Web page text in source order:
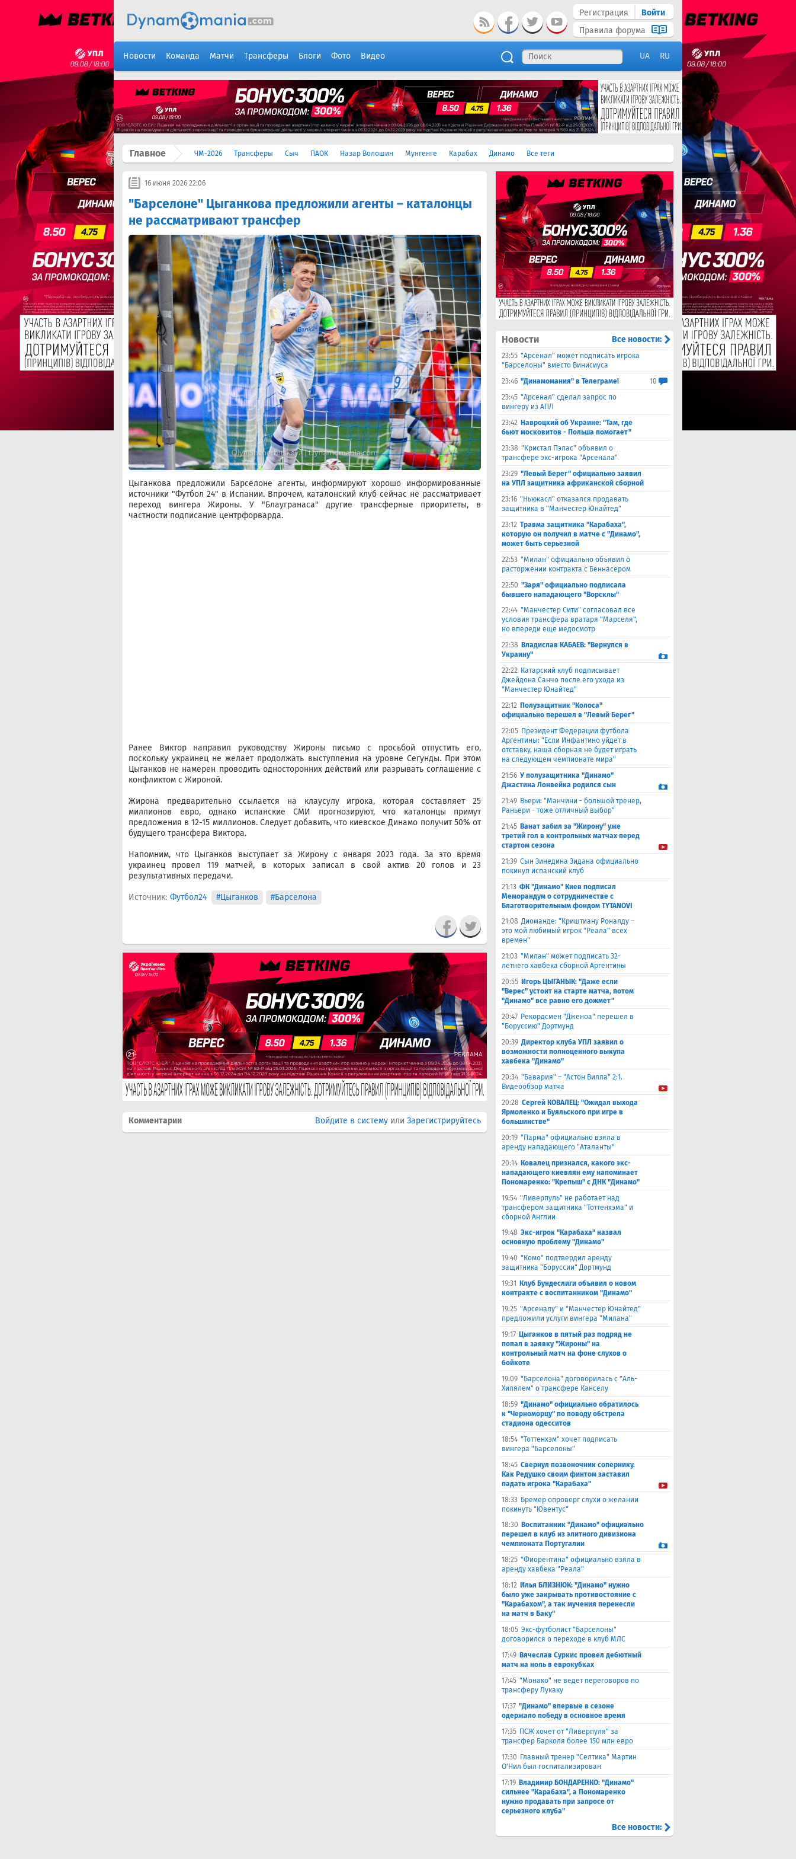
Регистрация
Войти
Правила форума
Новости Команда Матчи Трансферы Блоги Фото Видео UA RU
Главное ЧМ-2026 Трансферы Сыч ПАОК Назар Волошин Мунгенге Карабах Динамо Все теги
16 июня 2026 22:06
"Барселоне" Цыганкова предложили агенты – каталонцы
не рассматривают трансфер
Цыганкова предложили Барселоне агенты, информируют хорошо информированные
источники "Футбол 24" в Испании. Впрочем, каталонский клуб сейчас не рассматривает
переход вингера Жироны. У "Блаугранаса" другие трансферные приоритеты, в
частности подписание центрфорварда.
Ранее Виктор направил руководству Жироны письмо с просьбой отпустить его,
поскольку украинец не желает продолжать выступления на уровне Сегунды. При этом
Цыганков не намерен проводить односторонних действий или разрывать соглашение с
конфликтом с Жироной.
Жирона предварительно ссылается на клаусулу игрока, которая составляет 25
миллионов евро, однако испанские СМИ прогнозируют, что каталонцы примут
предложения в 12-15 миллионов. Следует добавить, что киевское Динамо получит 50% от
будущего трансфера Виктора.
Напомним, что Цыганков выступает за Жирону с января 2023 года. За это время
украинец провел 119 матчей, в которых записал в свой актив 20 голов и 23
результативных передачи.
Источник: Футбол24 #Цыганков #Барселона
Комментарии Войдите в систему или Зарегистрируйтесь
Новости Все новости:
23:55 "Арсенал" может подписать игрока
"Барселоны" вместо Винисиуса
23:46 "Динамомания" в Телеграме!
10
23:45 "Арсенал" сделал запрос по
вингеру из АПЛ
23:42 Навроцкий об Украине: "Там, где
бьют московитов - Польша помогает"
23:38 "Кристал Пэлас" объявил о
трансфере экс-игрока "Арсенала"
23:29 "Левый Берег" официально заявил
на УПЛ защитника африканской сборной
23:16 "Ньюкасл" отказался продавать
защитника в "Манчестер Юнайтед"
23:12 Травма защитника "Карабаха",
которую он получил в матче с "Динамо",
может быть серьезной
22:53 "Милан" официально объявил о
расторжении контракта с Беннасером
22:50 "Заря" официально подписала
бывшего нападающего "Ворсклы"
22:44 "Манчестер Сити" согласовал все
условия трансфера вратаря "Марселя",
но впереди еще медосмотр
22:38 Владислав КАБАЕВ: "Вернулся в
Украину"
22:22 Катарский клуб подписывает
Джейдона Санчо после его ухода из
"Манчестер Юнайтед"
22:12 Полузащитник "Колоса"
официально перешел в "Левый Берег"
22:05 Президент Федерации футбола
Аргентины: "Если Инфантино уйдет в
отставку, наша сборная не будет играть
на следующем чемпионате мира"
21:56 У полузащитника "Динамо"
Джастина Лонвейка родился сын
21:49 Вьери: "Манчини - большой тренер,
Раньери - тоже отличный выбор"
21:45 Ванат забил за "Жирону" уже
третий гол в контрольных матчах перед
стартом сезона
21:39 Сын Зинедина Зидана официально
покинул испанский клуб
21:13 ФК "Динамо" Киев подписал
Меморандум о сотрудничестве с
Благотворительным фондом TYTANOVI
21:08 Диоманде: "Криштиану Роналду –
это мой любимый игрок "Реала" всех
времен"
21:03 "Милан" может подписать 32-
летнего хавбека сборной Аргентины
20:55 Игорь ЦЫГАНЫК: "Даже если
"Верес" устоит на старте матча, потом
"Динамо" все равно его дожмет"
20:47 Рекордсмен "Дженоа" перешел в
"Боруссию" Дортмунд
20:39 Директор клуба УПЛ заявил о
возможности полноценного выкупа
хавбека "Динамо"
20:34 "Бавария" – "Астон Вилла" 2:1.
Видеообзор матча
20:28 Сергей КОВАЛЕЦ: "Ожидал выхода
Ярмоленко и Буяльского при игре в
большинстве"
20:19 "Парма" официально взяла в
аренду нападающего "Аталанты"
20:14 Ковалец признался, какого экс-
нападающего киевлян ему напоминает
Пономаренко: "Крепыш" с ДНК "Динамо"
19:54 "Ливерпуль" не работает над
трансфером защитника "Тоттенхэма" и
сборной Англии
19:48 Экс-игрок "Карабаха" назвал
основную проблему "Динамо"
19:40 "Комо" подтвердил аренду
защитника "Боруссии" Дортмунд
19:31
Клуб Бундеслиги объявил о новом
контракте с воспитанником "Динамо"
19:25 "Арсеналу" и "Манчестер Юнайтед"
предложили услуги вингера "Милана"
19:17 Цыганков в пятый раз подряд не
попал в заявку "Жироны" на
контрольный матч на фоне слухов о
бойкоте
19:09 "Барселона" договорилась с "Аль-
Хилялем" о трансфере Канселу
18:59 "Динамо" официально обратилось
к "Черноморцу" по поводу обстрела
стадиона одесситов
18:54 "Тоттенхэм" хочет подписать
вингера "Барселоны"
18:45 Свернул позвоночник сопернику.
Как Редушко своим финтом заставил
падать игрока "Карабаха"
18:33 Бремер опроверг слухи о желании
покинуть "Ювентус"
18:30 Воспитанник "Динамо" официально
перешел в клуб из элитного дивизиона
чемпионата Португалии
18:25 "Фиорентина" официально взяла в
аренду хавбека "Реала"
18:12 Илья БЛИЗНЮК: "Динамо" нужно
было уже закрывать противостояние с
"Карабахом", а так мучения перенесли
на матч в Баку"
18:05 Экс-футболист "Барселоны"
договорился о переходе в клуб МЛС
17:49 Вячеслав Суркис провел дебютный
матч на ноль в еврокубках
17:45 "Монако" не ведет переговоров по
трансферу Лукаку
17:37 "Динамо" впервые в сезоне
одержало победу в основное время
17:35 ПСЖ хочет от "Ливерпуля" за
трансфер Барколя более 150 млн евро
17:30 Главный тренер "Селтика" Мартин
О'Нил был госпитализирован
17:19 Владимир БОНДАРЕНКО: "Динамо"
сильнее "Карабаха", а Пономаренко
нужно продавать при запросе от
серьезного клуба"
Все новости: